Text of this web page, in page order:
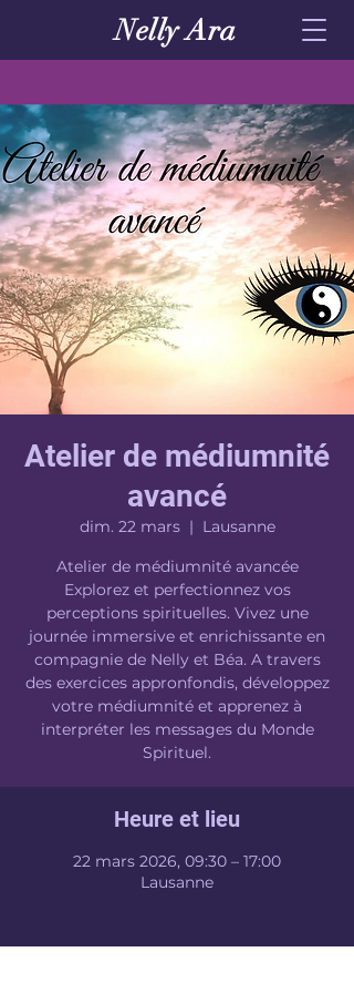
Nelly Ara
Atelier de médiumnité
avancé
dim. 22 mars
  |
Lausanne
Atelier de médiumnité avancée
Explorez et perfectionnez vos
perceptions spirituelles. Vivez une
journée immersive et enrichissante en
compagnie de Nelly et Béa. A travers
des exercices appronfondis, développez
votre médiumnité et apprenez à
interpréter les messages du Monde
Heure et lieu
22 mars 2026, 09:30 – 17:00
Lausanne